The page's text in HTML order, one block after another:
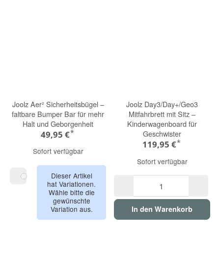
Joolz Aer² Sicherheitsbügel –
faltbare Bumper Bar für mehr
Halt und Geborgenheit
49,95 €*
Sofort verfügbar
black carbon
Dieser Artikel
hat Variationen.
Wähle bitte die
gewünschte
Variation aus.
Joolz Day3/Day+/Geo3
Mitfahrbrett mit Sitz –
Kinderwagenboard für
Geschwister
119,95 €*
Sofort verfügbar
In den Warenkorb